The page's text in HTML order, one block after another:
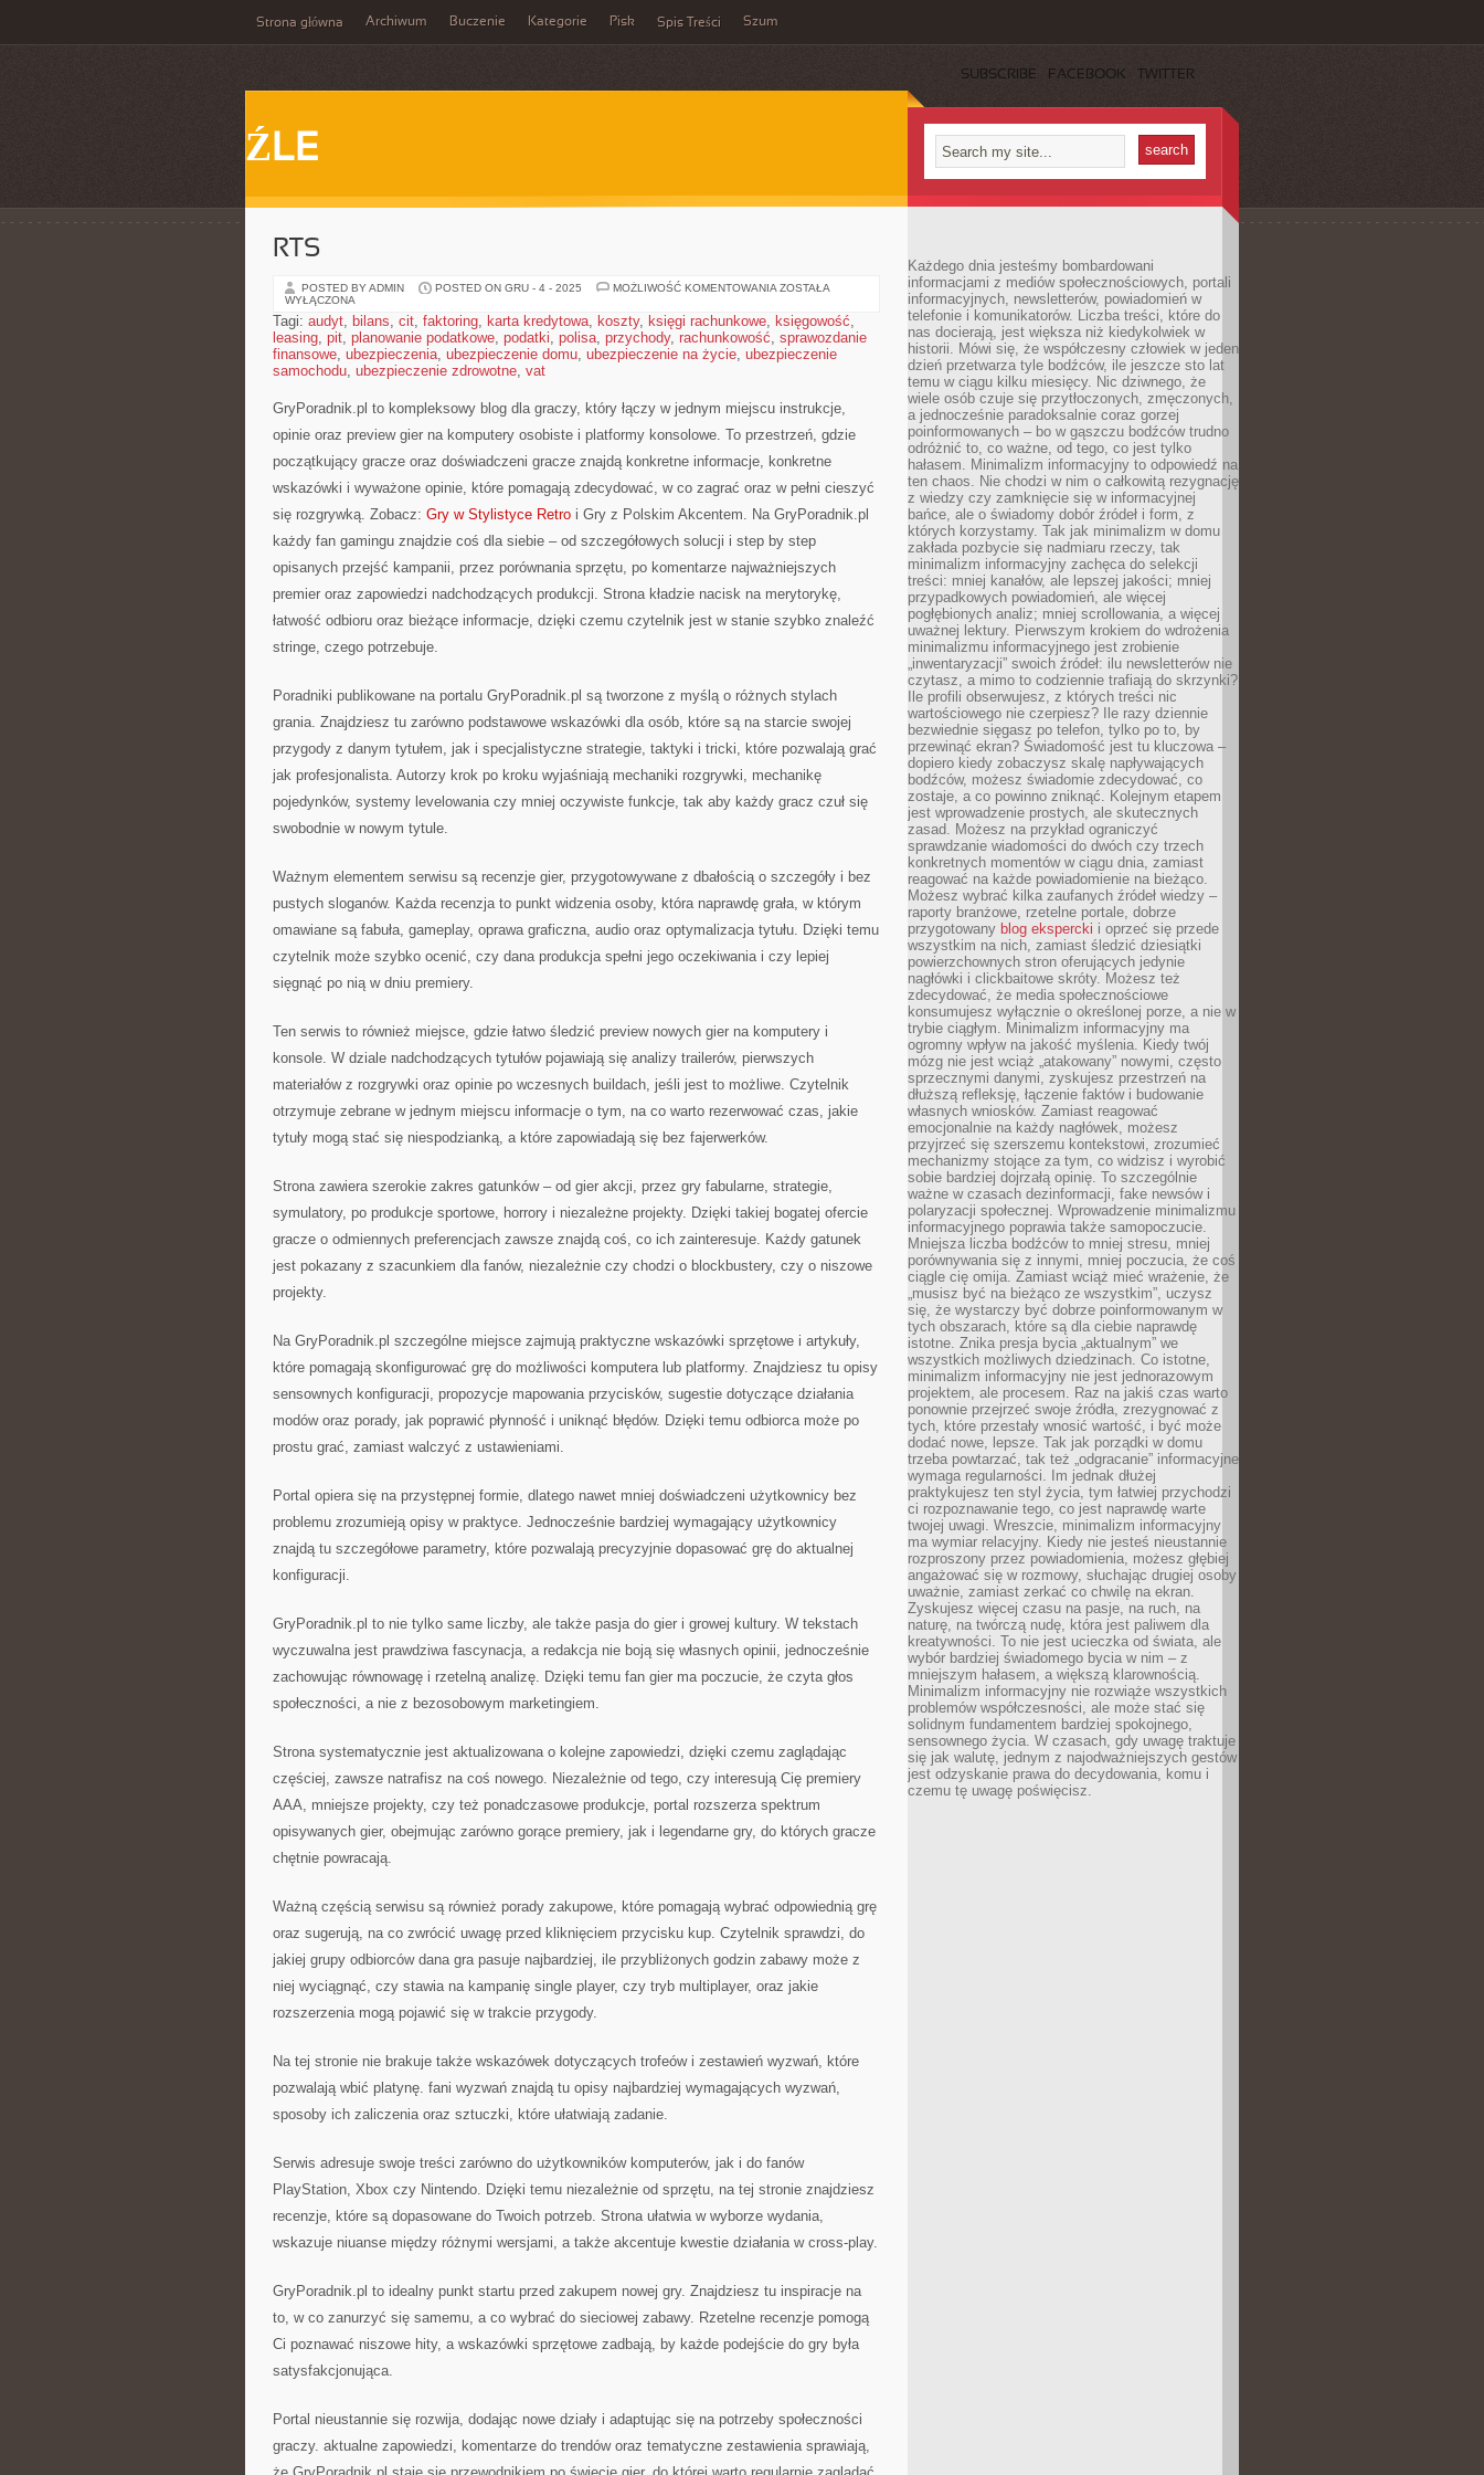
Strona główna Archiwum Buczenie Kategorie Pisk Spis Treści Szum
SUBSCRIBE FACEBOOK TWITTER
ŹLE
RTS
POSTED BY ADMIN POSTED ON GRU - 4 - 2025 MOŻLIWOŚĆ KOMENTOWANIA RTS
ZOSTAŁA
WYŁĄCZONA
Tagi: audyt, bilans, cit, faktoring, karta kredytowa, koszty, księgi rachunkowe, księgowość,
leasing, pit, planowanie podatkowe, podatki, polisa, przychody, rachunkowość, sprawozdanie
finansowe, ubezpieczenia, ubezpieczenie domu, ubezpieczenie na życie, ubezpieczenie
samochodu, ubezpieczenie zdrowotne, vat
GryPoradnik.pl to kompleksowy blog dla graczy, który łączy w jednym miejscu instrukcje,
opinie oraz preview gier na komputery osobiste i platformy konsolowe. To przestrzeń, gdzie
początkujący gracze oraz doświadczeni gracze znajdą konkretne informacje, konkretne
wskazówki i wyważone opinie, które pomagają zdecydować, w co zagrać oraz w pełni cieszyć
się rozgrywką. Zobacz: Gry w Stylistyce Retro i Gry z Polskim Akcentem. Na GryPoradnik.pl
każdy fan gamingu znajdzie coś dla siebie – od szczegółowych solucji i step by step
opisanych przejść kampanii, przez porównania sprzętu, po komentarze najważniejszych
premier oraz zapowiedzi nadchodzących produkcji. Strona kładzie nacisk na merytorykę,
łatwość odbioru oraz bieżące informacje, dzięki czemu czytelnik jest w stanie szybko znaleźć
stringe, czego potrzebuje.
Poradniki publikowane na portalu GryPoradnik.pl są tworzone z myślą o różnych stylach
grania. Znajdziesz tu zarówno podstawowe wskazówki dla osób, które są na starcie swojej
przygody z danym tytułem, jak i specjalistyczne strategie, taktyki i tricki, które pozwalają grać
jak profesjonalista. Autorzy krok po kroku wyjaśniają mechaniki rozgrywki, mechanikę
pojedynków, systemy levelowania czy mniej oczywiste funkcje, tak aby każdy gracz czuł się
swobodnie w nowym tytule.
Ważnym elementem serwisu są recenzje gier, przygotowywane z dbałością o szczegóły i bez
pustych sloganów. Każda recenzja to punkt widzenia osoby, która naprawdę grała, w którym
omawiane są fabuła, gameplay, oprawa graficzna, audio oraz optymalizacja tytułu. Dzięki temu
czytelnik może szybko ocenić, czy dana produkcja spełni jego oczekiwania i czy lepiej
sięgnąć po nią w dniu premiery.
Ten serwis to również miejsce, gdzie łatwo śledzić preview nowych gier na komputery i
konsole. W dziale nadchodzących tytułów pojawiają się analizy trailerów, pierwszych
materiałów z rozgrywki oraz opinie po wczesnych buildach, jeśli jest to możliwe. Czytelnik
otrzymuje zebrane w jednym miejscu informacje o tym, na co warto rezerwować czas, jakie
tytuły mogą stać się niespodzianką, a które zapowiadają się bez fajerwerków.
Strona zawiera szerokie zakres gatunków – od gier akcji, przez gry fabularne, strategie,
symulatory, po produkcje sportowe, horrory i niezależne projekty. Dzięki takiej bogatej ofercie
gracze o odmiennych preferencjach zawsze znajdą coś, co ich zainteresuje. Każdy gatunek
jest pokazany z szacunkiem dla fanów, niezależnie czy chodzi o blockbustery, czy o niszowe
projekty.
Na GryPoradnik.pl szczególne miejsce zajmują praktyczne wskazówki sprzętowe i artykuły,
które pomagają skonfigurować grę do możliwości komputera lub platformy. Znajdziesz tu opisy
sensownych konfiguracji, propozycje mapowania przycisków, sugestie dotyczące działania
modów oraz porady, jak poprawić płynność i uniknąć błędów. Dzięki temu odbiorca może po
prostu grać, zamiast walczyć z ustawieniami.
Portal opiera się na przystępnej formie, dlatego nawet mniej doświadczeni użytkownicy bez
problemu zrozumieją opisy w praktyce. Jednocześnie bardziej wymagający użytkownicy
znajdą tu szczegółowe parametry, które pozwalają precyzyjnie dopasować grę do aktualnej
konfiguracji.
GryPoradnik.pl to nie tylko same liczby, ale także pasja do gier i growej kultury. W tekstach
wyczuwalna jest prawdziwa fascynacja, a redakcja nie boją się własnych opinii, jednocześnie
zachowując równowagę i rzetelną analizę. Dzięki temu fan gier ma poczucie, że czyta głos
społeczności, a nie z bezosobowym marketingiem.
Strona systematycznie jest aktualizowana o kolejne zapowiedzi, dzięki czemu zaglądając
częściej, zawsze natrafisz na coś nowego. Niezależnie od tego, czy interesują Cię premiery
AAA, mniejsze projekty, czy też ponadczasowe produkcje, portal rozszerza spektrum
opisywanych gier, obejmując zarówno gorące premiery, jak i legendarne gry, do których gracze
chętnie powracają.
Ważną częścią serwisu są również porady zakupowe, które pomagają wybrać odpowiednią grę
oraz sugerują, na co zwrócić uwagę przed kliknięciem przycisku kup. Czytelnik sprawdzi, do
jakiej grupy odbiorców dana gra pasuje najbardziej, ile przybliżonych godzin zabawy może z
niej wyciągnąć, czy stawia na kampanię single player, czy tryb multiplayer, oraz jakie
rozszerzenia mogą pojawić się w trakcie przygody.
Na tej stronie nie brakuje także wskazówek dotyczących trofeów i zestawień wyzwań, które
pozwalają wbić platynę. fani wyzwań znajdą tu opisy najbardziej wymagających wyzwań,
sposoby ich zaliczenia oraz sztuczki, które ułatwiają zadanie.
Serwis adresuje swoje treści zarówno do użytkowników komputerów, jak i do fanów
PlayStation, Xbox czy Nintendo. Dzięki temu niezależnie od sprzętu, na tej stronie znajdziesz
recenzje, które są dopasowane do Twoich potrzeb. Strona ułatwia w wyborze wydania,
wskazuje niuanse między różnymi wersjami, a także akcentuje kwestie działania w cross-play.
GryPoradnik.pl to idealny punkt startu przed zakupem nowej gry. Znajdziesz tu inspiracje na
to, w co zanurzyć się samemu, a co wybrać do sieciowej zabawy. Rzetelne recenzje pomogą
Ci poznawać niszowe hity, a wskazówki sprzętowe zadbają, by każde podejście do gry była
satysfakcjonująca.
Portal nieustannie się rozwija, dodając nowe działy i adaptując się na potrzeby społeczności
graczy. aktualne zapowiedzi, komentarze do trendów oraz tematyczne zestawienia sprawiają,
Każdego dnia jesteśmy bombardowani
informacjami z mediów społecznościowych, portali
informacyjnych, newsletterów, powiadomień w
telefonie i komunikatorów. Liczba treści, które do
nas docierają, jest większa niż kiedykolwiek w
historii. Mówi się, że współczesny człowiek w jeden
dzień przetwarza tyle bodźców, ile jeszcze sto lat
temu w ciągu kilku miesięcy. Nic dziwnego, że
wiele osób czuje się przytłoczonych, zmęczonych,
a jednocześnie paradoksalnie coraz gorzej
poinformowanych – bo w gąszczu bodźców trudno
odróżnić to, co ważne, od tego, co jest tylko
hałasem. Minimalizm informacyjny to odpowiedź na
ten chaos. Nie chodzi w nim o całkowitą rezygnację
z wiedzy czy zamknięcie się w informacyjnej
bańce, ale o świadomy dobór źródeł i form, z
których korzystamy. Tak jak minimalizm w domu
zakłada pozbycie się nadmiaru rzeczy, tak
minimalizm informacyjny zachęca do selekcji
treści: mniej kanałów, ale lepszej jakości; mniej
przypadkowych powiadomień, ale więcej
pogłębionych analiz; mniej scrollowania, a więcej
uważnej lektury. Pierwszym krokiem do wdrożenia
minimalizmu informacyjnego jest zrobienie
„inwentaryzacji” swoich źródeł: ilu newsletterów nie
czytasz, a mimo to codziennie trafiają do skrzynki?
Ile profili obserwujesz, z których treści nic
wartościowego nie czerpiesz? Ile razy dziennie
bezwiednie sięgasz po telefon, tylko po to, by
przewinąć ekran? Świadomość jest tu kluczowa –
dopiero kiedy zobaczysz skalę napływających
bodźców, możesz świadomie zdecydować, co
zostaje, a co powinno zniknąć. Kolejnym etapem
jest wprowadzenie prostych, ale skutecznych
zasad. Możesz na przykład ograniczyć
sprawdzanie wiadomości do dwóch czy trzech
konkretnych momentów w ciągu dnia, zamiast
reagować na każde powiadomienie na bieżąco.
Możesz wybrać kilka zaufanych źródeł wiedzy –
raporty branżowe, rzetelne portale, dobrze
przygotowany blog ekspercki i oprzeć się przede
wszystkim na nich, zamiast śledzić dziesiątki
powierzchownych stron oferujących jedynie
nagłówki i clickbaitowe skróty. Możesz też
zdecydować, że media społecznościowe
konsumujesz wyłącznie o określonej porze, a nie w
trybie ciągłym. Minimalizm informacyjny ma
ogromny wpływ na jakość myślenia. Kiedy twój
mózg nie jest wciąż „atakowany” nowymi, często
sprzecznymi danymi, zyskujesz przestrzeń na
dłuższą refleksję, łączenie faktów i budowanie
własnych wniosków. Zamiast reagować
emocjonalnie na każdy nagłówek, możesz
przyjrzeć się szerszemu kontekstowi, zrozumieć
mechanizmy stojące za tym, co widzisz i wyrobić
sobie bardziej dojrzałą opinię. To szczególnie
ważne w czasach dezinformacji, fake newsów i
polaryzacji społecznej. Wprowadzenie minimalizmu
informacyjnego poprawia także samopoczucie.
Mniejsza liczba bodźców to mniej stresu, mniej
porównywania się z innymi, mniej poczucia, że coś
ciągle cię omija. Zamiast wciąż mieć wrażenie, że
„musisz być na bieżąco ze wszystkim”, uczysz
się, że wystarczy być dobrze poinformowanym w
tych obszarach, które są dla ciebie naprawdę
istotne. Znika presja bycia „aktualnym” we
wszystkich możliwych dziedzinach. Co istotne,
minimalizm informacyjny nie jest jednorazowym
projektem, ale procesem. Raz na jakiś czas warto
ponownie przejrzeć swoje źródła, zrezygnować z
tych, które przestały wnosić wartość, i być może
dodać nowe, lepsze. Tak jak porządki w domu
trzeba powtarzać, tak też „odgracanie” informacyjne
wymaga regularności. Im jednak dłużej
praktykujesz ten styl życia, tym łatwiej przychodzi
ci rozpoznawanie tego, co jest naprawdę warte
twojej uwagi. Wreszcie, minimalizm informacyjny
ma wymiar relacyjny. Kiedy nie jesteś nieustannie
rozproszony przez powiadomienia, możesz głębiej
angażować się w rozmowy, słuchając drugiej osoby
uważnie, zamiast zerkać co chwilę na ekran.
Zyskujesz więcej czasu na pasje, na ruch, na
naturę, na twórczą nudę, która jest paliwem dla
kreatywności. To nie jest ucieczka od świata, ale
wybór bardziej świadomego bycia w nim – z
mniejszym hałasem, a większą klarownością.
Minimalizm informacyjny nie rozwiąże wszystkich
problemów współczesności, ale może stać się
solidnym fundamentem bardziej spokojnego,
sensownego życia. W czasach, gdy uwagę traktuje
się jak walutę, jednym z najodważniejszych gestów
jest odzyskanie prawa do decydowania, komu i
czemu tę uwagę poświęcisz.